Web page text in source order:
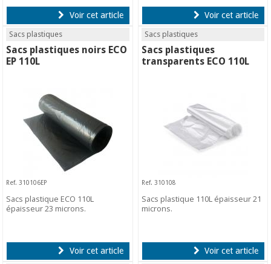
Voir cet article Voir cet article
Sacs plastiques
Sacs plastiques noirs ECO
EP 110L
Ref. 310106EP
Sacs plastique ECO 110L
épaisseur 23 microns.
Voir cet article
Sacs plastiques
Sacs plastiques
transparents ECO 110L
Ref. 310108
Sacs plastique 110L épaisseur 21
microns.
Voir cet article